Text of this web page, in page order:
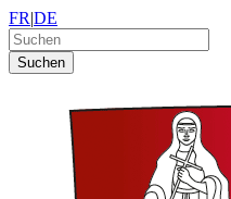
FR|DE
Suchen